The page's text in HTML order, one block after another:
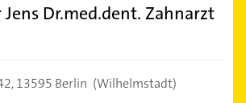
Jens Dr.med.dent. Zahnarzt
13595 Berlin (Wilhelmstadt)